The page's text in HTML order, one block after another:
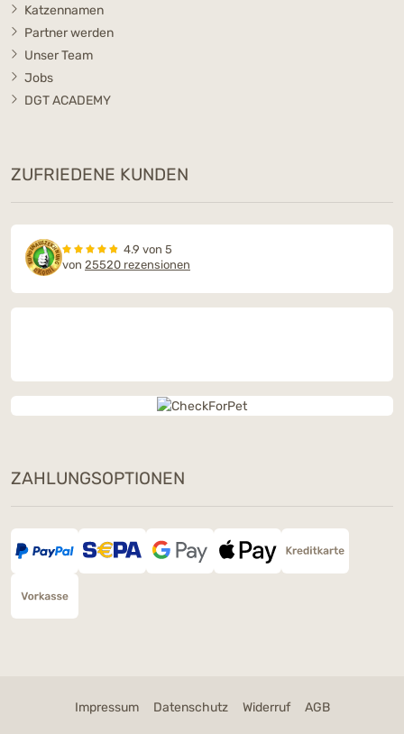
Katzennamen
Partner werden
Unser Team
Jobs
DGT ACADEMY
ZUFRIEDENE KUNDEN
4.9 von 5
von 25520 rezensionen
ZAHLUNGSOPTIONEN
Impressum Datenschutz Widerruf AGB